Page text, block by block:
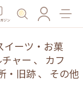
ジン
イーツ・お菓
ャー 、 カフ
・旧跡、 その他